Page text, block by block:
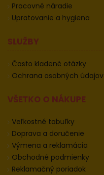
Pracovné náradie
Upratovanie a hygiena
SLUŽBY
Často kladené otázky
Ochrana osobných údajov
VŠETKO O NÁKUPE
Veľkostné tabuľky
Doprava a doručenie
Výmena a reklamácia
Obchodné podmienky
Reklamačný poriadok